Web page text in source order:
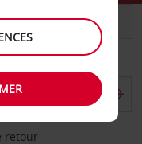
UTILITAIRE
retour